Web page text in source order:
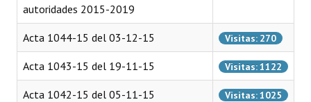
Noticias Destacadas
Registros y Distinciones
Datos Históricos
Premio al Mérito - Registro
autoridades 2015-2019
Acta 1044-15 del 03-12-15 Visitas: 270
Acta 1043-15 del 19-11-15 Visitas: 1122
Acta 1042-15 del 05-11-15 Visitas: 1025